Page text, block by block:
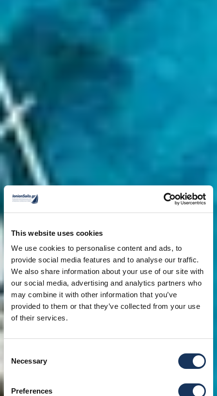
This website uses cookies
We use cookies to personalise content and ads, to
provide social media features and to analyse our traffic.
We also share information about your use of our site with
our social media, advertising and analytics partners who
may combine it with other information that you’ve
provided to them or that they’ve collected from your use
of their services.
Selection
Necessary
Preferences